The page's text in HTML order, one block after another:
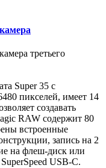
третьего
Super 35 с
пикселей, имеет 14
создавать
RAW содержит 80
встроенные
запись на 2
на флеш-диск или
USB‑C.